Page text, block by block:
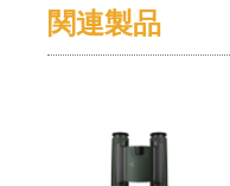
関連製品